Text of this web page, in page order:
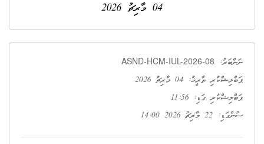
04 މާރިޗު 2026
ނަންބަރު: ASND-HCM-IUL-2026-08
ޕަބްލިޝްކުރި ތާރީޚު: 04 މާރިޗު 2026
ޕަބްލިޝްކުރި ގަޑި: 11:56
ސުންގަޑި: 22 މާރިޗު 2026 14:00